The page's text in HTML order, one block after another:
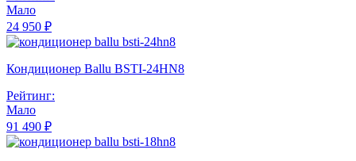
Мало
24 950 ₽
Кондиционер Ballu BSTI-24HN8
Рейтинг:
Мало
91 490 ₽